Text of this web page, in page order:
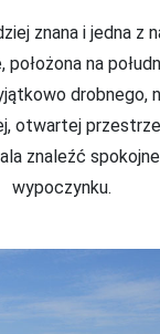
znana i jedna z
położona na
drobnego,
otwartej
znaleźć
wypoczynku.